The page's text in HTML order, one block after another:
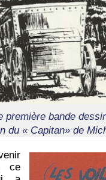
première bande
du « Capitan» de
ce